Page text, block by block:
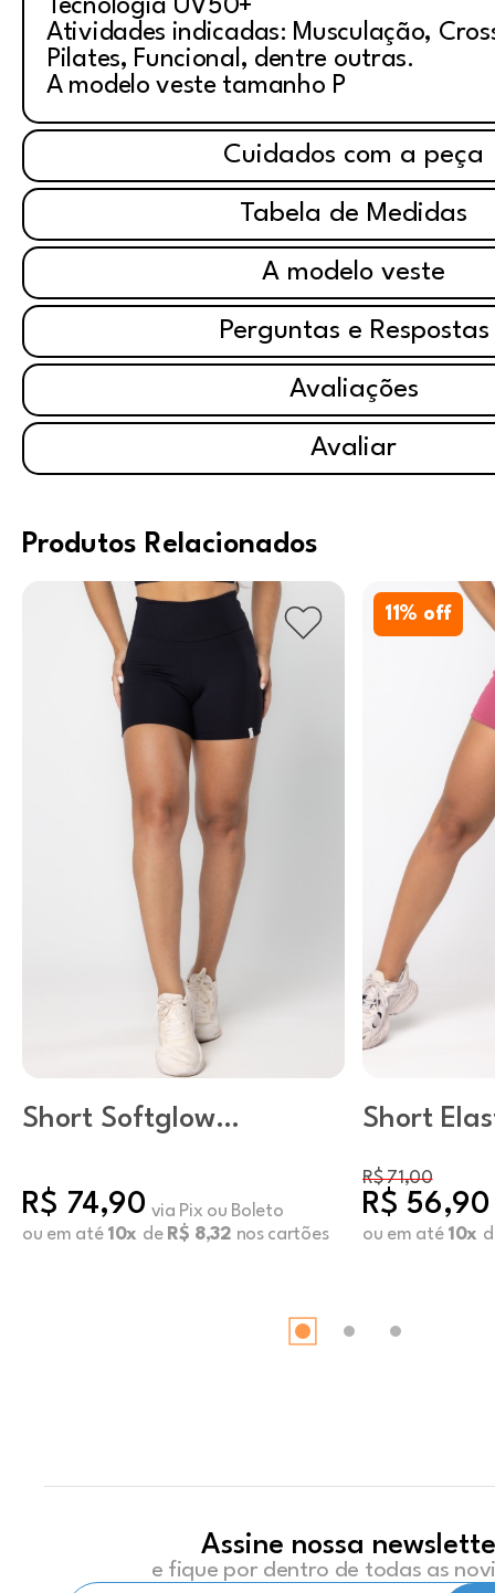
Tecnologia UV50+
Atividades indicadas: Musculação,
Pilates, Funcional, dentre outras.
A modelo veste tamanho P
Cuidados com a peça
Tabela de Medidas
A modelo veste
Perguntas e Respostas
Avaliações
Avaliar
Produtos Relacionados
Short Softglow
R$ 74,90 via Pix ou Boleto
ou em até 10x de R$ 8,32 nos cartões
11 % off
Short
R$ 71,00
R$ 56,90
ou em até 10x
Assine nossa
e fique por dentro de todas as